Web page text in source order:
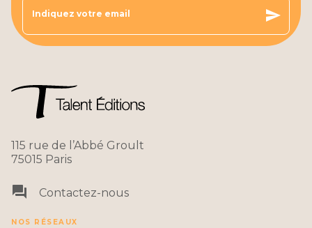
Indiquez votre email send
115 rue de l’Abbé Groult
75015 Paris
question_answer Contactez-nous
NOS RÉSEAUX